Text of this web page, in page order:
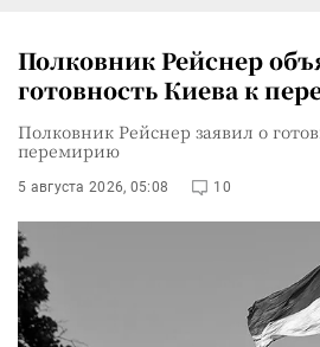
Полковник Рейснер
готовность Киева к
Полковник Рейснер заявил о
перемирию
5 августа 2026, 05:08 10